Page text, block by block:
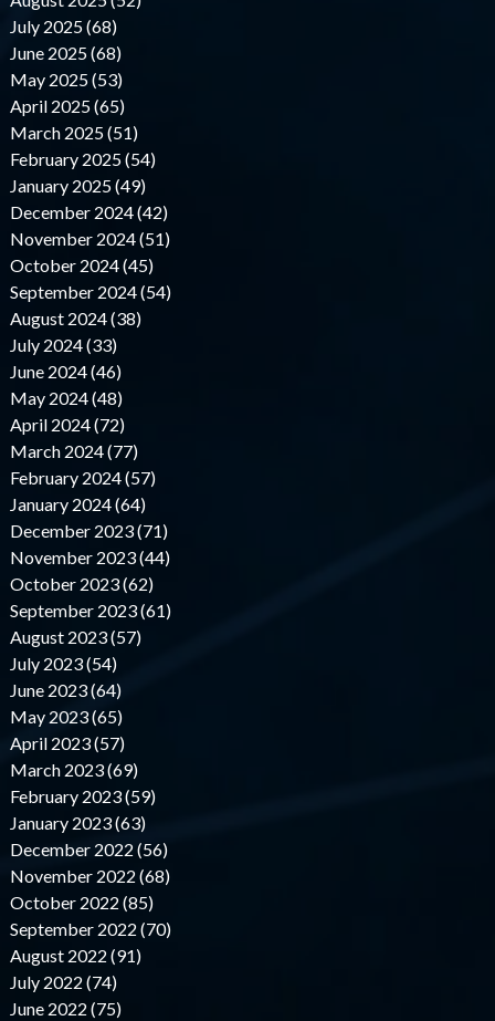
July 2025 (68)
June 2025 (68)
May 2025 (53)
April 2025 (65)
March 2025 (51)
February 2025 (54)
January 2025 (49)
December 2024 (42)
November 2024 (51)
October 2024 (45)
September 2024 (54)
August 2024 (38)
July 2024 (33)
June 2024 (46)
May 2024 (48)
April 2024 (72)
March 2024 (77)
February 2024 (57)
January 2024 (64)
December 2023 (71)
November 2023 (44)
October 2023 (62)
September 2023 (61)
August 2023 (57)
July 2023 (54)
June 2023 (64)
May 2023 (65)
April 2023 (57)
March 2023 (69)
February 2023 (59)
January 2023 (63)
December 2022 (56)
November 2022 (68)
October 2022 (85)
September 2022 (70)
August 2022 (91)
July 2022 (74)
June 2022 (75)